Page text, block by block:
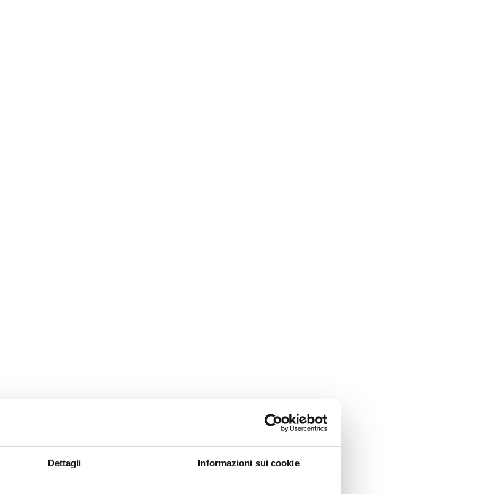
Dettagli Informazioni sui cookie